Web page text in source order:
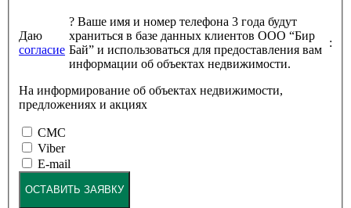
Даю
согласие
? Ваше имя и номер телефона 3 года будут
храниться в базе данных клиентов ООО “Бир
Бай” и использоваться для предоставления вам
информации об объектах недвижимости.
:
На информирование об объектах недвижимости,
предложениях и акциях
СМС
Viber
E-mail
ОСТАВИТЬ ЗАЯВКУ